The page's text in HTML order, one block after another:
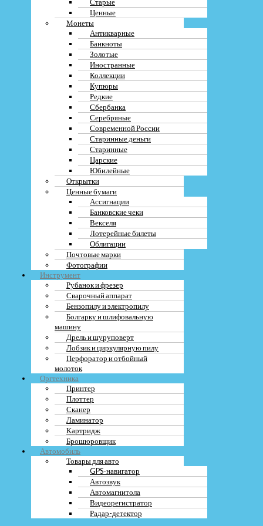
Ценные
Монеты
Антикварные
Банкноты
Золотые
Иностранные
Коллекции
Купюры
Редкие
Сбербанка
Серебряные
Современной России
Старинные деньги
Старинные
Царские
Юбилейные
Открытки
Ценные бумаги
Ассигнации
Банковские чеки
Векселя
Лотерейные билеты
Облигации
Почтовые марки
Фотографии
Инструмент
Рубанок и фрезер
Сварочный аппарат
Бензопилу и электропилу
Болгарку и шлифовальную
машину
Дрель и шуруповерт
Лобзик и циркулярную пилу
Перфоратор и отбойный
молоток
Оргтехника
Принтер
Плоттер
Сканер
Ламинатор
Картридж
Брошюровщик
Автомобиль
Товары для авто
GPS-навигатор
Автозвук
Автомагнитола
Видеорегистратор
Радар-детектор
политикой конфиденциальности
Начать диалог в Whattsapp